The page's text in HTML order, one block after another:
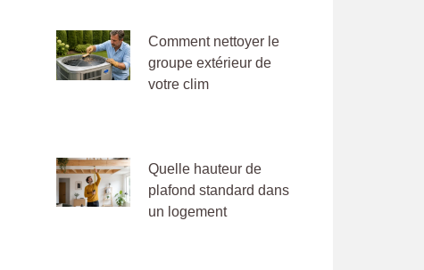
Comment nettoyer le
groupe extérieur de
votre clim
Quelle hauteur de
plafond standard dans
un logement